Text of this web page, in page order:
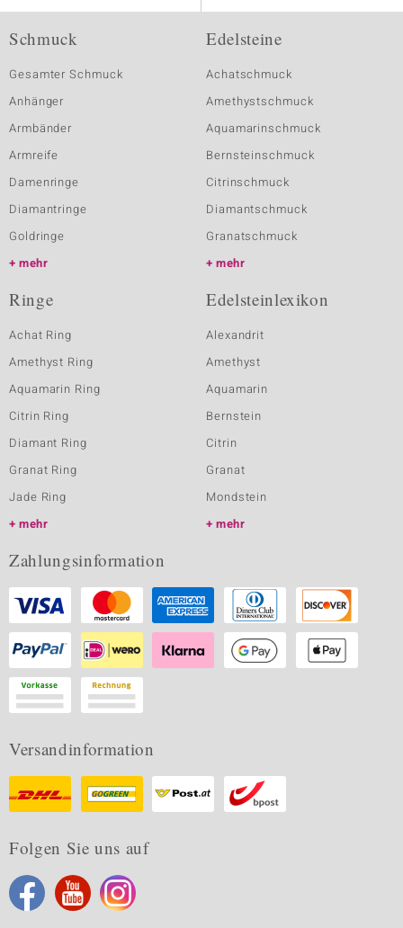
Schmuck
Gesamter Schmuck
Anhänger
Armbänder
Armreife
Damenringe
Diamantringe
Goldringe
mehr
Edelsteine
Achatschmuck
Amethystschmuck
Aquamarinschmuck
Bernsteinschmuck
Citrinschmuck
Diamantschmuck
Granatschmuck
mehr
Ringe
Achat Ring
Amethyst Ring
Aquamarin Ring
Citrin Ring
Diamant Ring
Granat Ring
Jade Ring
mehr
Edelsteinlexikon
Alexandrit
Amethyst
Aquamarin
Bernstein
Citrin
Granat
Mondstein
mehr
Zahlungsinformation
Versandinformation
Folgen Sie uns auf